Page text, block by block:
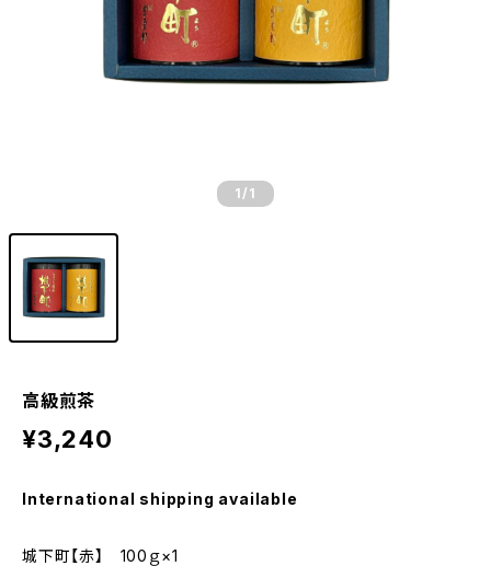
1 /1
高級煎茶
¥3,240
International shipping available
城下町【赤】 100ｇ×1